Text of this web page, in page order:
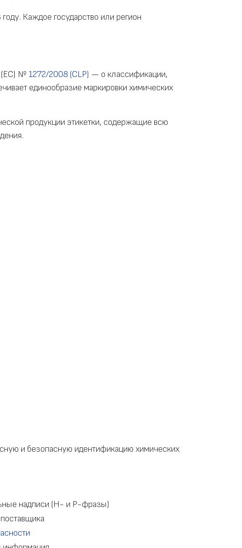
Каждое государство или регион
(EC) № 1272/2008 (CLP) — о классификации,
единообразие маркировки химических
продукции этикетки, содержащие всю
и безопасную идентификацию химических
надписи (H- и P-фразы)